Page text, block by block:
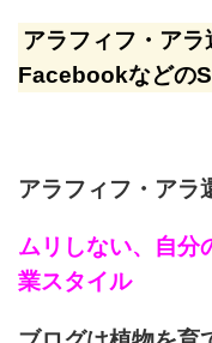
アラフィフ・ア
Facebookなどの
アラフィフ・アラ
ムリしない、自分
業スタイル